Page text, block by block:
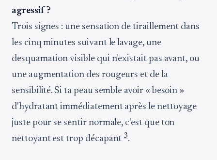
agressif ?
Trois signes : une sensation de tiraillement dans
les cinq minutes suivant le lavage, une
desquamation visible qui n'existait pas avant, ou
une augmentation des rougeurs et de la
sensibilité. Si ta peau semble avoir « besoin »
d'hydratant immédiatement après le nettoyage
juste pour se sentir normale, c'est que ton
nettoyant est trop décapant3.